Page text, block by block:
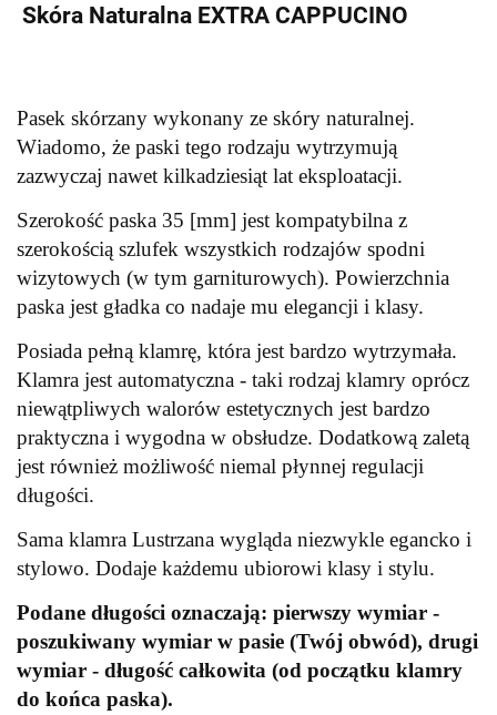
Skóra Naturalna EXTRA CAPPUCINO
Pasek skórzany wykonany ze skóry naturalnej.
Wiadomo, że paski tego rodzaju wytrzymują
zazwyczaj nawet kilkadziesiąt lat eksploatacji.
Szerokość paska 35 [mm] jest kompatybilna z
szerokością szlufek wszystkich rodzajów spodni
wizytowych (w tym garniturowych). Powierzchnia
paska jest gładka co nadaje mu elegancji i klasy.
Posiada pełną klamrę, która jest bardzo wytrzymała.
Klamra jest automatyczna - taki rodzaj klamry oprócz
niewątpliwych walorów estetycznych jest bardzo
praktyczna i wygodna w obsłudze. Dodatkową zaletą
jest również możliwość niemal płynnej regulacji
długości.
Sama klamra Lustrzana wygląda niezwykle egancko i
stylowo. Dodaje każdemu ubiorowi klasy i stylu.
Podane długości oznaczają: pierwszy wymiar -
poszukiwany wymiar w pasie (Twój obwód), drugi
wymiar - długość całkowita (od początku klamry
do końca paska).